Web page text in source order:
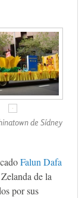
de Sídney
Falun Dafa
de la
por sus